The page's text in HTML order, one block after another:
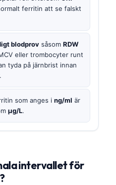
ferritin att se falskt
blodprov såsom RDW
eller trombocyter runt
tyda på järnbrist innan
som anges i ng/ml är
µg/L.
intervallet för